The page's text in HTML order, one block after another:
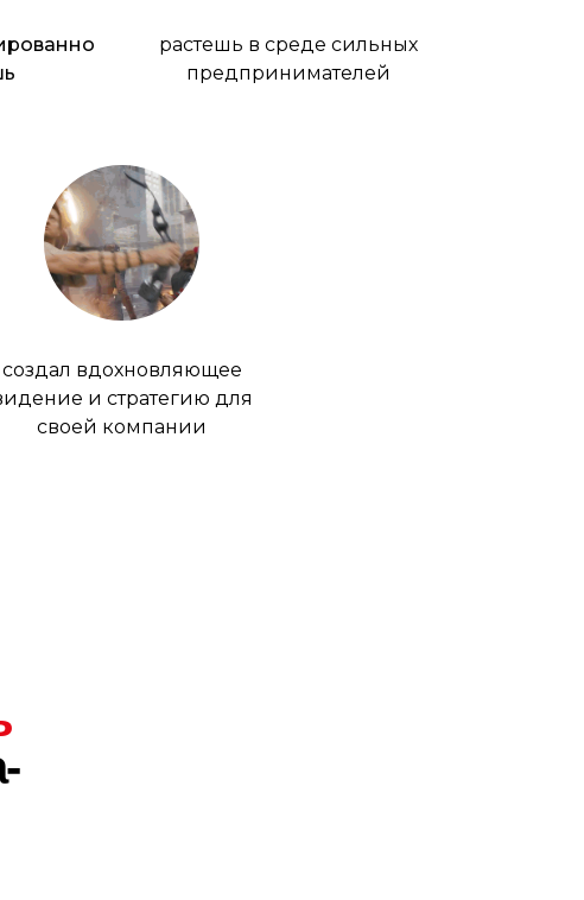
растешь в среде сильных
предпринимателей
создал вдохновляющее
и стратегию для
своей компании